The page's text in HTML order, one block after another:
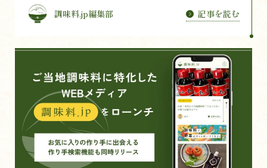
調味料.jp編集部 記事を読む